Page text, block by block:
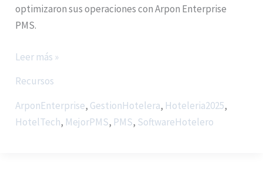
optimizaron sus operaciones con Arpon Enterprise
PMS.
Leer más »
Recursos
ArponEnterprise, GestionHotelera, Hoteleria2025,
HotelTech, MejorPMS, PMS, SoftwareHotelero